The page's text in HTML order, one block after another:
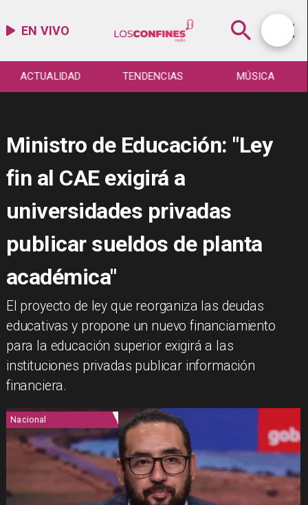
EN VIVO
ACTUALIDAD TENDENCIAS MÚSICA
Ministro de Educación: "Ley
fin al CAE exigirá a
universidades privadas
publicar sueldos de planta
académica"
​El proyecto de ley que reorganiza las deudas
educativas y propone un nuevo financiamiento
para la educación superior exigirá a las
instituciones privadas publicar información
financiera.
Nacional